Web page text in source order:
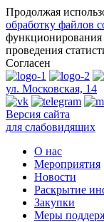
Продолжая
обработку файлов
функционирования
проведения
Согласен
ул. Московская, 14
Версия сайта
для слабовидящих
О нас
Мероприятия
Новости
Раскрытие
Закупки
Меры